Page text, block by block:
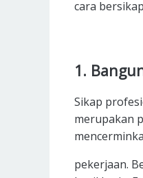
cara
1.
Sikap
merupakan
pekerjaan.